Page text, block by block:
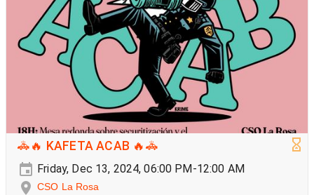
🚓🔥 KAFETA ACAB 🔥🚓
Friday, Dec 13, 2024, 06:00 PM-12:00 AM
CSO La Rosa